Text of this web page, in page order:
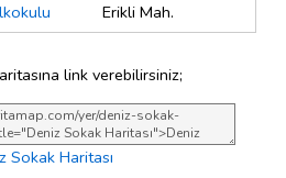
Erikli Mah.
link verebilirsiniz;
Sokak Haritası